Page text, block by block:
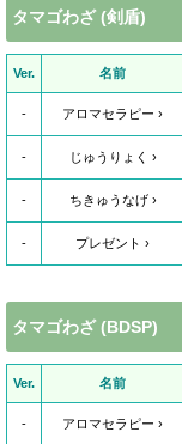
タマゴわざ (剣盾)
Ver. 名前
- アロマセラピー
- じゅうりょく
- ちきゅうなげ
- プレゼント
タマゴわざ (BDSP)
Ver. 名前
- アロマセラピー